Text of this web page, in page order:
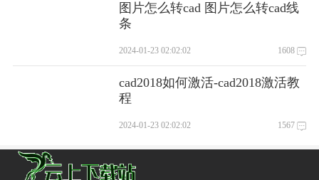
图片怎么转cad 图片怎么转cad线
条
2024-01-23 02:02:02 1608
cad2018如何激活-cad2018激活教
程
2024-01-23 02:02:02 1567